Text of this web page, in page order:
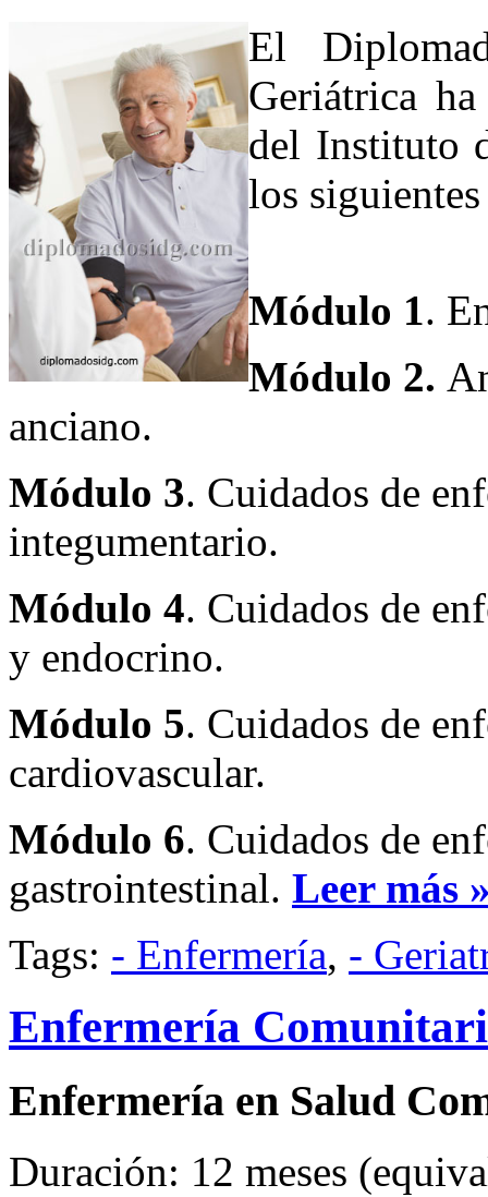
El
Geriátrica
del Instituto
los
Módulo 1 .
Módulo 2.
anciano.
Módulo 3. Cuidados de
integumentario.
Módulo 4. Cuidados de
y endocrino.
Módulo 5. Cuidados de
cardiovascular.
Módulo 6. Cuidados de
gastrointestinal. Leer más
Tags: - Enfermería, -
Enfermería
Enfermería en Salud
Duración: 12 meses